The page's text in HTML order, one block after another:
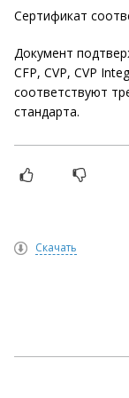
Сертификат
Документ
CFP, CVP, CVP
соответствуют
стандарта.
Скачать